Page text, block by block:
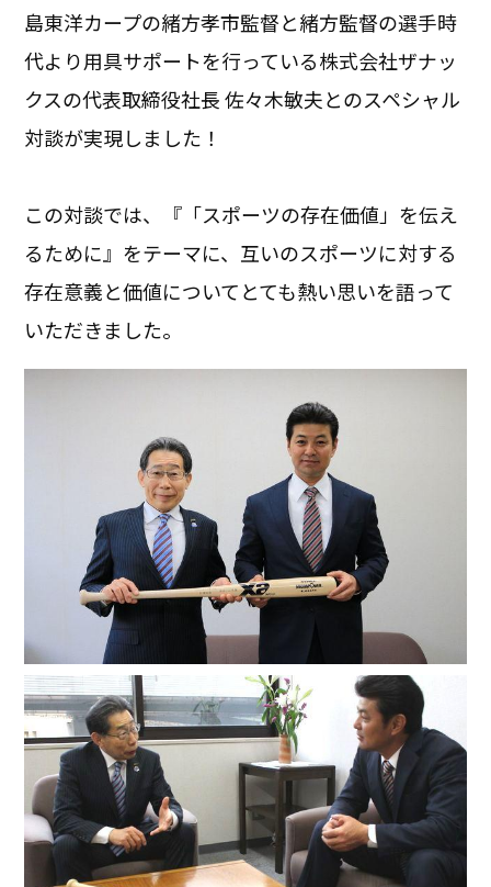
島東洋カープの緒方孝市監督と緒方監督の選手時
代より用具サポートを行っている株式会社ザナッ
クスの代表取締役社長 佐々木敏夫とのスペシャル
対談が実現しました！
この対談では、『「スポーツの存在価値」を伝え
るために』をテーマに、互いのスポーツに対する
存在意義と価値についてとても熱い思いを語って
いただきました。